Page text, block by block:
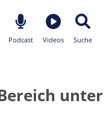
Podcast Videos Suche
unter